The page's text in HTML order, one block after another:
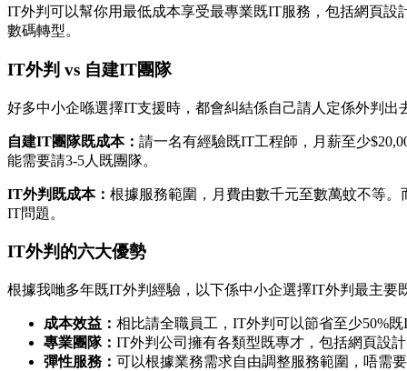
IT外判可以幫你用最低成本享受最專業既IT服務，包括網頁
數碼轉型。
IT外判 vs 自建IT團隊
好多中小企喺選擇IT支援時，都會糾結係自己請人定係外判
自建IT團隊既成本： 請一名有經驗既IT工程師，月薪至少
能需要請3-5人既團隊。
IT外判既成本： 根據服務範圍，月費由數千元至數萬蚊不等
IT問題。
IT外判的六大優勢
根據我哋多年既IT外判經驗，以下係中小企選擇IT外判最主要
成本效益： 相比請全職員工，IT外判可以節省至少50%
專業團隊： IT外判公司擁有各類型既專才，包括網頁設
彈性服務： 可以根據業務需求自由調整服務範圍，唔需